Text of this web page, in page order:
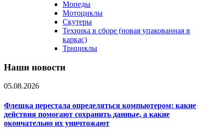
Мопеды
Мотоциклы
Скутеры
Техника в сборе (новая упакованная в
каркас)
Трициклы
Наши новости
05.08.2026
Флешка перестала определяться компьютером: какие
действия помогают сохранить данные, а какие
окончательно их уничтожают